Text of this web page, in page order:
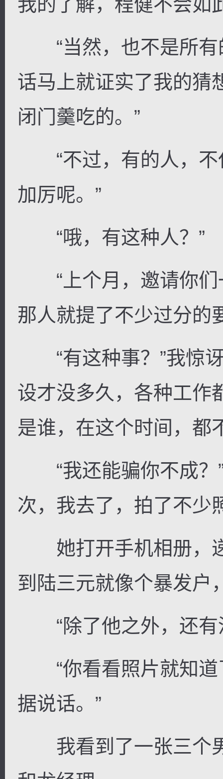
“当然，也不是所有
话马上就证实了我的猜
闭门羹吃的。”
“不过，有的人，不
加厉呢。”
“哦，有这种人？”
“上个月，邀请你们
那人就提了不少过分的
“有这种事？”我惊讶
设才没多久，各种工作
是谁，在这个时间，都
“我还能骗你不成？”
次，我去了，拍了不少
她打开手机相册，
到陆三元就像个暴发户
“除了他之外，还有
“你看看照片就知道
据说话。”
我看到了一张三个